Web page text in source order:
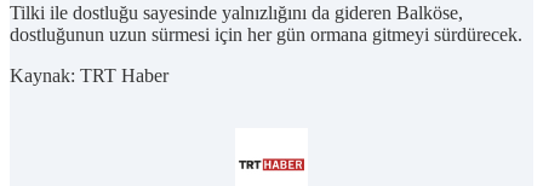
Tilki ile dostluğu sayesinde yalnızlığını da gideren Balköse,
dostluğunun uzun sürmesi için her gün ormana gitmeyi sürdürecek.
Kaynak: TRT Haber